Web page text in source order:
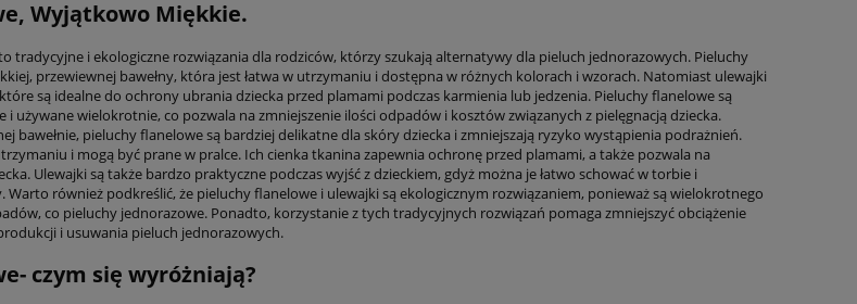
Wyjątkowo Miękkie.
tradycyjne i ekologiczne rozwiązania dla rodziców, którzy szukają alternatywy dla pieluch jednorazowych. Pieluchy
przewiewnej bawełny, która jest łatwa w utrzymaniu i dostępna w różnych kolorach i wzorach. Natomiast ulewajki
są idealne do ochrony ubrania dziecka przed plamami podczas karmienia lub jedzenia. Pieluchy flanelowe są
i używane wielokrotnie, co pozwala na zmniejszenie ilości odpadów i kosztów związanych z pielęgnacją dziecka.
bawełnie, pieluchy flanelowe są bardziej delikatne dla skóry dziecka i zmniejszają ryzyko wystąpienia podrażnień.
i mogą być prane w pralce. Ich cienka tkanina zapewnia ochronę przed plamami, a także pozwala na
Ulewajki są także bardzo praktyczne podczas wyjść z dzieckiem, gdyż można je łatwo schować w torbie i
Warto również podkreślić, że pieluchy flanelowe i ulewajki są ekologicznym rozwiązaniem, ponieważ są wielokrotnego
co pieluchy jednorazowe. Ponadto, korzystanie z tych tradycyjnych rozwiązań pomaga zmniejszyć obciążenie
i usuwania pieluch jednorazowych.
czym się wyróżniają?